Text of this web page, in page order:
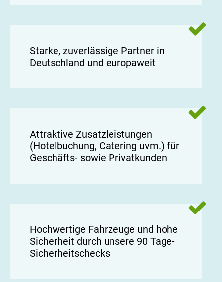
Starke, zuverlässige Partner in
Deutschland und europaweit
Attraktive Zusatzleistungen
(Hotelbuchung, Catering uvm.) für
Geschäfts- sowie Privatkunden
Hochwertige Fahrzeuge und hohe
Sicherheit durch unsere 90 Tage-
Sicherheitschecks